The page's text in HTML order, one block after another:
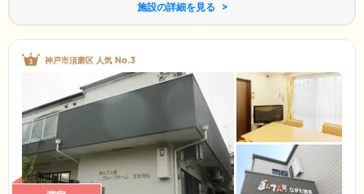
施設の詳細を見る
神戸市須磨区 人気 No.3